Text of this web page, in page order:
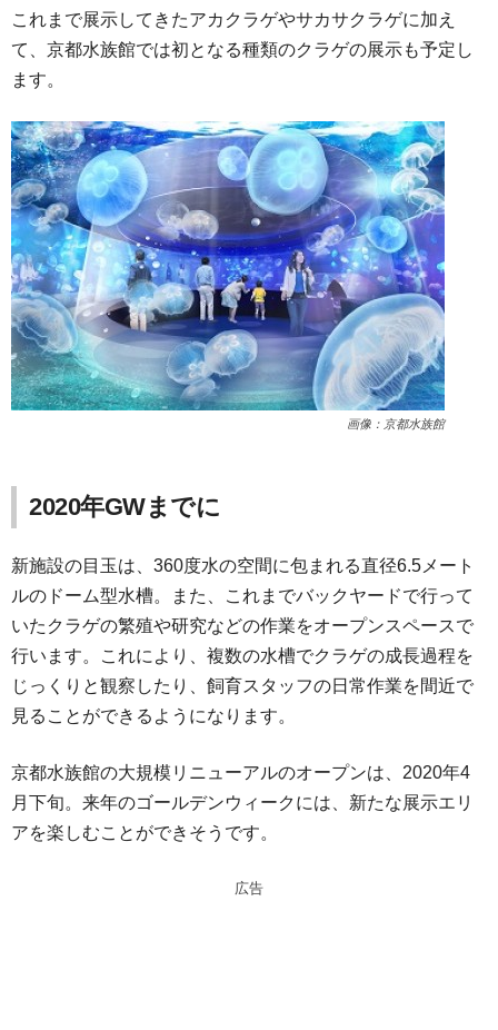
これまで展示してきたアカクラゲやサカサクラゲに加え
て、京都水族館では初となる種類のクラゲの展示も予定し
ます。
画像：京都水族館
2020年GWまでに
新施設の目玉は、360度水の空間に包まれる直径6.5メート
ルのドーム型水槽。また、これまでバックヤードで行って
いたクラゲの繁殖や研究などの作業をオープンスペースで
行います。これにより、複数の水槽でクラゲの成長過程を
じっくりと観察したり、飼育スタッフの日常作業を間近で
見ることができるようになります。
京都水族館の大規模リニューアルのオープンは、2020年4
月下旬。来年のゴールデンウィークには、新たな展示エリ
アを楽しむことができそうです。
広告